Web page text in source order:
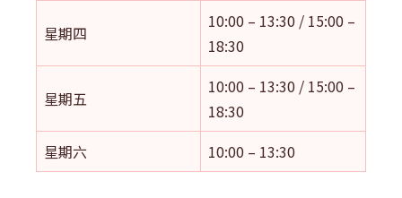
星期四
10:00 – 13:30 / 15:00 –
18:30
星期五
10:00 – 13:30 / 15:00 –
18:30
星期六
10:00 – 13:30